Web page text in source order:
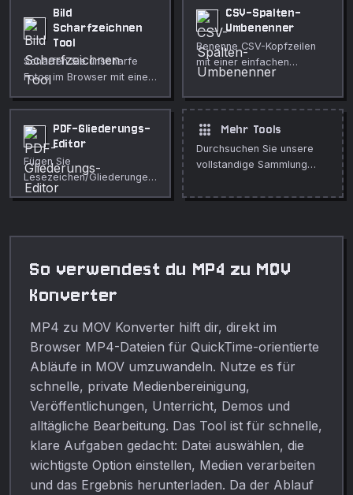
umzuwandeln. Nutze es für
schnelle, private
Medienbereinigung,
Veröffentlichungen,
Unterricht, Demos und
alltägliche Bearbeitung.
Veröffentlichungen,
Unterricht, Demos und
alltägliche Bearbeitung.
Bild
Scharfzeichnen
Tool
Schärfen Sie unscharfe
Fotos im Browser mit einem
Einstellbare Stärke,
vollständig privat.
CSV-Spalten-
Umbenenner
Benenne CSV-Kopfzeilen
mit einer einfachen
Zuordnungsliste um.
PDF-Gliederungs-
Editor
Fügen Sie
Lesezeichen/Gliederungen
zu einem PDF hinzu oder
verschachtelten
apps Mehr Tools
Durchsuchen Sie unsere
vollstandige Sammlung
So verwendest du MP4 zu MOV
Konverter
MP4 zu MOV Konverter hilft dir, direkt im
Browser MP4-Dateien für QuickTime-orientierte
Abläufe in MOV umzuwandeln. Nutze es für
schnelle, private Medienbereinigung,
Veröffentlichungen, Unterricht, Demos und
alltägliche Bearbeitung. Das Tool ist für schnelle,
klare Aufgaben gedacht: Datei auswählen, die
wichtigste Option einstellen, Medien verarbeiten
und das Ergebnis herunterladen. Da der Ablauf